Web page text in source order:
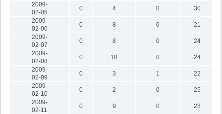
2009-
02-05
0 4 0
30
2009-
02-06
0 8 0
21
2009-
02-07
0 8 0
24
2009-
02-08
0 10 0
24
2009-
02-09
0 3 1
22
2009-
02-10
0 2 0
25
2009-
02-11
0 9 0
28